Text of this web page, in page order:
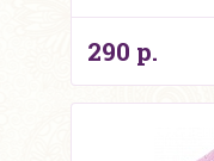
290 р.